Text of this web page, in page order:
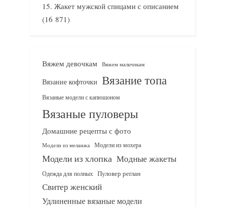
Жакет мужской спицами с описанием
(16 871)
Вяжем девочкам Вяжем мальчикам
Вязание кофточки Вязание топа
Вязаные модели с капюшоном
Вязаные пуловеры
Домашние рецепты с фото
Модели из меланжа Модели из мохера
Модели из хлопка Модные жакеты
Одежда для полных Пуловер реглан
Свитер женский
Удлиненные вязаные модели